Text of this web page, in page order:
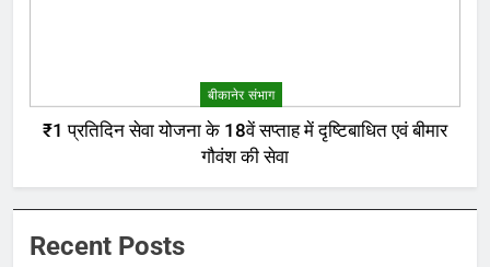
बीकानेर संभाग
₹1 प्रतिदिन सेवा योजना के 18वें सप्ताह में दृष्टिबाधित एवं बीमार
गौवंश की सेवा
Recent Posts